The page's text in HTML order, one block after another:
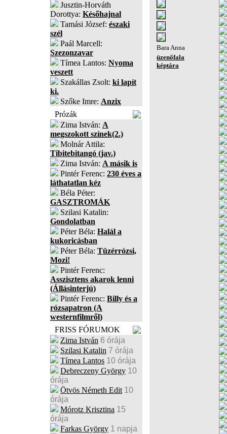
Jusztin-Horváth
Dorottya: Későhajnal
Tamási József: északi
szél
Paál Marcell:
Szezonzavar
Tímea Lantos: Nyoma
veszett
Szakállas Zsolt: ki lapít
ki.
Szőke Imre: Anzix
Prózák
Zima István: A
megszokott színek(2.)
Molnár Attila:
Tibitebitangó (jav.)
Zima István: A másik is
Pintér Ferenc: 230 éves a
láthatatlan kéz
Béla Péter:
GASZTROMÁK
Szilasi Katalin:
Gondolatban
Péter Béla: Halál a
kukoricásban
Péter Béla: Tüzérrózsi,
Mozi!
Pintér Ferenc:
Asszisztens akarok lenni
(Állásinterjú)
Pintér Ferenc: Billy és a
rózsapatron (A
westernfilmről)
FRISS FÓRUMOK
Zima István 6 órája
Szilasi Katalin 7 órája
Tímea Lantos 10 órája
Debreczeny György 10
órája
Ötvös Németh Edit 10
órája
Mórotz Krisztina 15
órája
Farkas György 1 napja
Bara Anna
üzenőfala
képtára